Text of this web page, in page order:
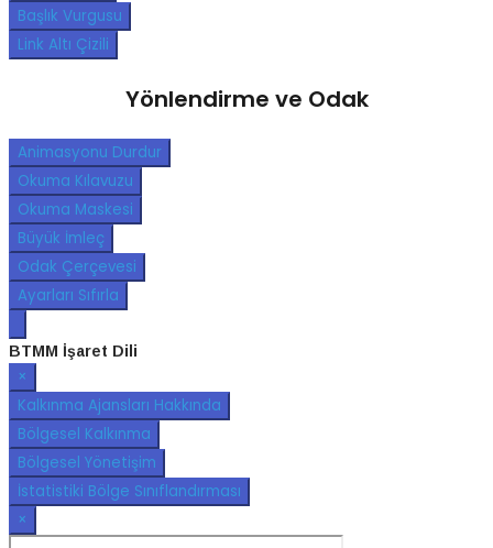
Başlık Vurgusu
Link Altı Çizili
Yönlendirme ve Odak
Animasyonu Durdur
Okuma Kılavuzu
Okuma Maskesi
Büyük İmleç
Odak Çerçevesi
Ayarları Sıfırla
BTMM İşaret Dili
×
Kalkınma Ajansları Hakkında
Bölgesel Kalkınma
Bölgesel Yönetişim
İstatistiki Bölge Sınıflandırması
×